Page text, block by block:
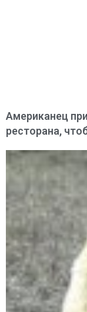
Американец
ресторана,